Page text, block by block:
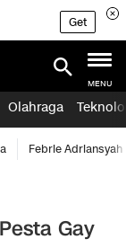
Get
MENU
Olahraga
Febrie Adriansyah
Gay